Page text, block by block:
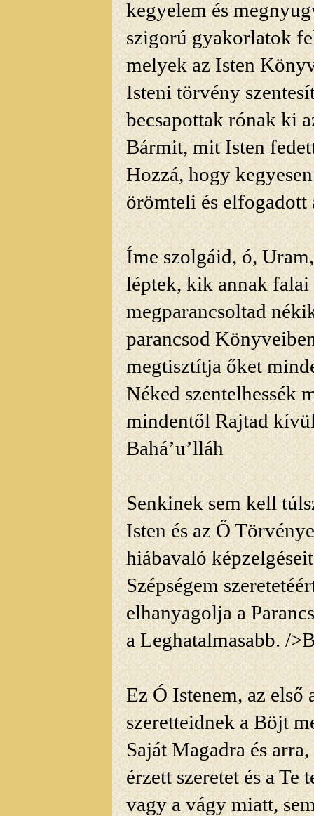
kegyelem és
szigorú gyakorlatok
melyek az Isten
Isteni törvény
becsapottak rónak ki
Bármit, mit Isten
Hozzá, hogy
örömteli és elfogadott
Íme szolgáid, ó,
léptek, kik annak
megparancsoltad
parancsod
megtisztítja őket
Néked szentelhessék
mindentől Rajtad
Bahá’u’lláh
Senkinek sem kell
Isten és az Ő
hiábavaló
Szépségem
elhanyagolja a
a Leghatalmasabb./
Ez Ó Istenem, az
szeretteidnek a Böjt
Saját Magadra és
érzett szeretet és a Te
vagy a vágy miatt,